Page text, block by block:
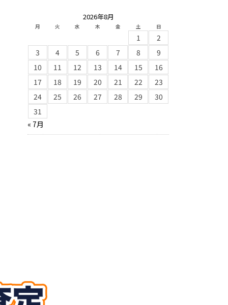
2026年8月
月 火 水 木 金 土 日
1
2
3
4 5 6 7 8
9
10
11 12 13 14 15
16
17
18 19 20 21 22
23
24
25 26 27 28 29
30
31
« 7月